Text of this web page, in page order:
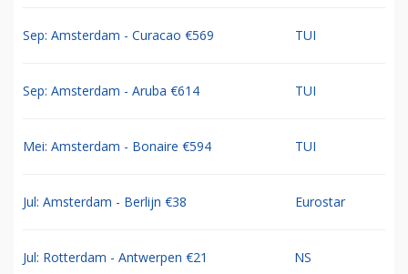
Sep: Amsterdam - Curacao €569 TUI
Sep: Amsterdam - Aruba €614 TUI
Mei: Amsterdam - Bonaire €594 TUI
Jul: Amsterdam - Berlijn €38 Eurostar
Jul: Rotterdam - Antwerpen €21 NS